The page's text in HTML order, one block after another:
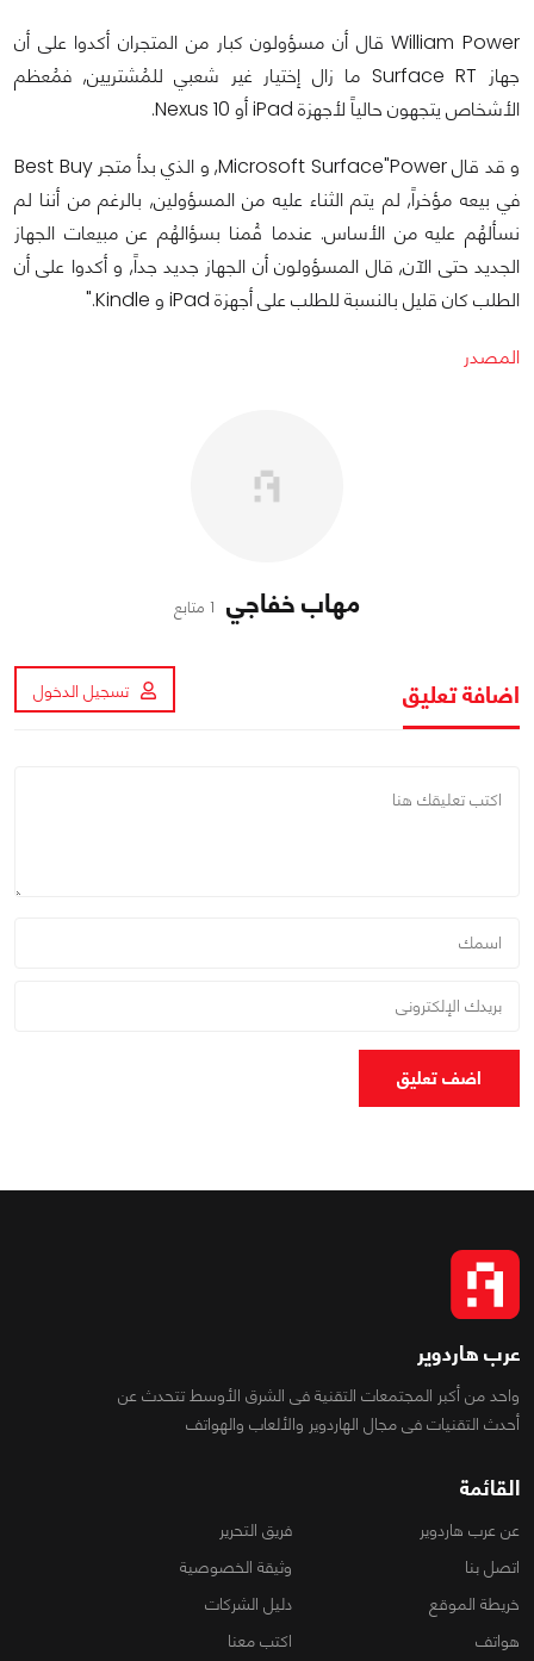
William Power قال أن مسؤولون كبار من المتجران أكدوا على أن
جهاز Surface RT ما زال إختيار غير شعبي للمُشتريين, فمُعظم
الأشخاص يتجهون حالياً لأجهزة iPad أو Nexus 10.
و قد قال Microsoft Surface"Power, و الذي بدأ متجر Best Buy
في بيعه مؤخراً, لم يتم الثناء عليه من المسؤولين, بالرغم من أننا لم
نسألهُم عليه من الأساس. عندما قُمنا بسؤالهُم عن مبيعات الجهاز
الجديد حتى الآن, قال المسؤولون أن الجهاز جديد جداً, و أكدوا على أن
الطلب كان قليل بالنسبة للطلب على أجهزة iPad و Kindle."
المصدر
مهاب خفاجي 1 متابع
اضافة تعليق تسجيل الدخول
اضف تعليق
عرب هاردوير
واحد من أكبر المجتمعات التقنية فى الشرق الأوسط تتحدث عن
أحدث التقنيات فى مجال الهاردوير والألعاب والهواتف
القائمة
عن عرب هاردوير
فريق التحرير
اتصل بنا
وثيقة الخصوصية
خريطة الموقع
دليل الشركات
هواتف
اكتب معنا